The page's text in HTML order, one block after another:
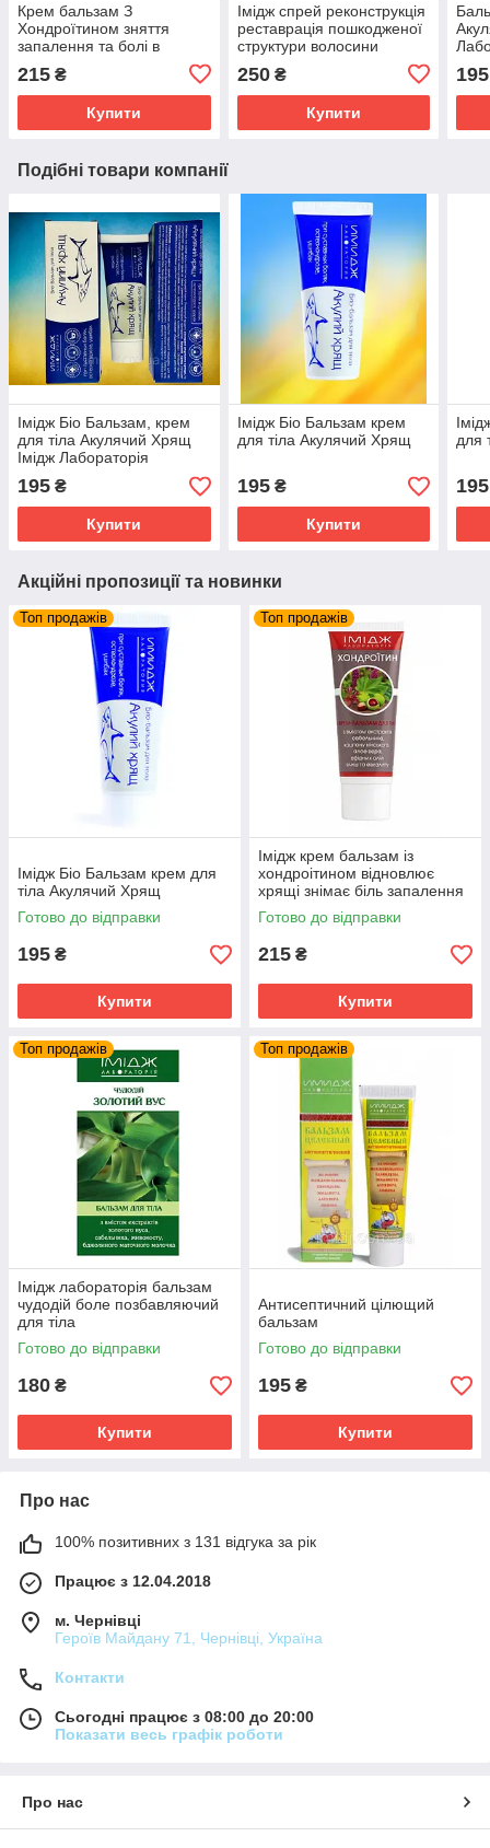
Крем бальзам З
Хондроїтином зняття
запалення та болі в
суглобах, м'язах і хребті
Імідж Лабораторія
215 ₴
Купити
Імідж спрей реконструкція
реставрація пошкодженої
структури волосини
250₴
Купити
195
Подібні товари компанії
Імідж Біо Бальзам, крем
для тіла Акулячий Хрящ
Імідж Лабораторія
195 ₴
Купити
Імідж Біо Бальзам крем
для тіла Акулячий Хрящ
195₴
Купити
для
195
Акційні пропозиції та новинки
Топ продажів
Імідж Біо Бальзам крем для
тіла Акулячий Хрящ
Готово до відправки
195 ₴
Купити
Топ продажів
Імідж крем бальзам із
хондроітином відновлює
хрящі знімає біль запалення
суглобів та м'язів
Готово до відправки
215 ₴
Купити
Топ продажів
Імідж лабораторія бальзам
чудодій боле позбавляючий
для тіла
Готово до відправки
180 ₴
Купити
Топ продажів
Антисептичний цілющий
бальзам
Готово до відправки
195 ₴
Купити
Про нас
100% позитивних з 131 відгука за рік
Працює з 12.04.2018
м. Чернівці
Героїв Майдану 71, Чернівці, Україна
Контакти
Сьогодні працює з 08:00 до 20:00
Показати весь графік роботи
Про нас